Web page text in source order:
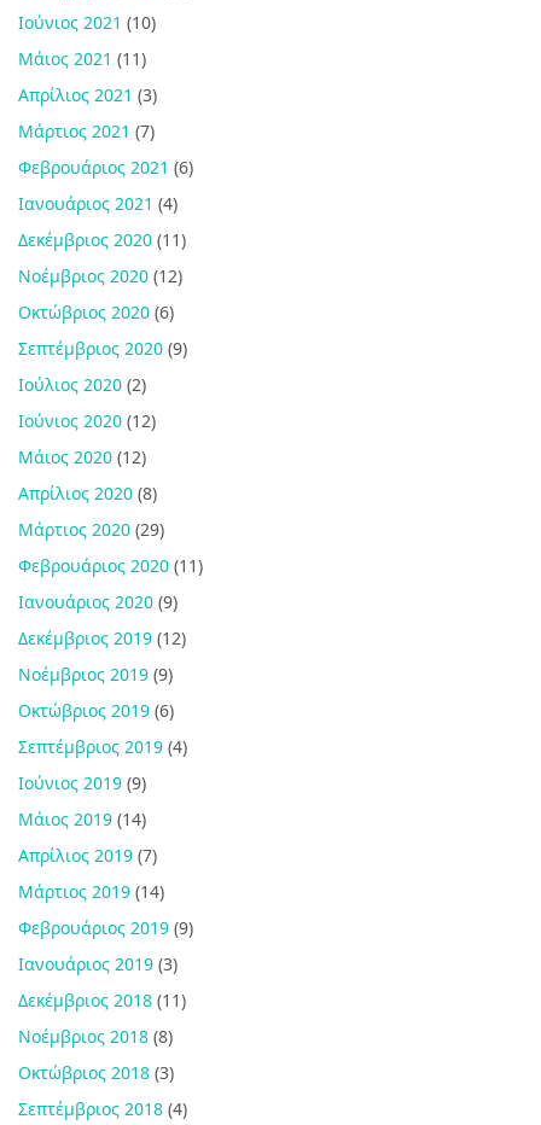
Ιούνιος 2021 (10)
Μάιος 2021 (11)
Απρίλιος 2021 (3)
Μάρτιος 2021 (7)
Φεβρουάριος 2021 (6)
Ιανουάριος 2021 (4)
Δεκέμβριος 2020 (11)
Νοέμβριος 2020 (12)
Οκτώβριος 2020 (6)
Σεπτέμβριος 2020 (9)
Ιούλιος 2020 (2)
Ιούνιος 2020 (12)
Μάιος 2020 (12)
Απρίλιος 2020 (8)
Μάρτιος 2020 (29)
Φεβρουάριος 2020 (11)
Ιανουάριος 2020 (9)
Δεκέμβριος 2019 (12)
Νοέμβριος 2019 (9)
Οκτώβριος 2019 (6)
Σεπτέμβριος 2019 (4)
Ιούνιος 2019 (9)
Μάιος 2019 (14)
Απρίλιος 2019 (7)
Μάρτιος 2019 (14)
Φεβρουάριος 2019 (9)
Ιανουάριος 2019 (3)
Δεκέμβριος 2018 (11)
Νοέμβριος 2018 (8)
Οκτώβριος 2018 (3)
Σεπτέμβριος 2018 (4)